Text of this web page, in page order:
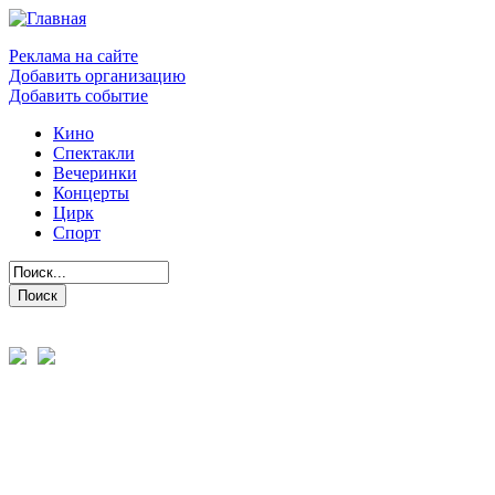
Реклама на сайте
Добавить организацию
Добавить событие
Кино
Спектакли
Вечеринки
Концерты
Цирк
Спорт